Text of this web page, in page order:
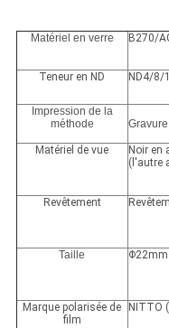
Matériel en verre B270/
Teneur en ND ND4/8/
Impression de la
méthode
Matériel de vue
Noir en
(l'autre
Revêtement
Taille Φ22mm
Marque polarisée de
film
NITTO